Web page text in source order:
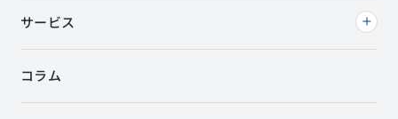
コラム
サービス